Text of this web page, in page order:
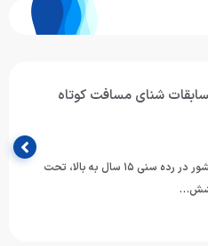
دور برگشت مسابقات واترپلو بانوان در رده‌های سنی زیر ۱۴ و زیر ۲۰ سال با